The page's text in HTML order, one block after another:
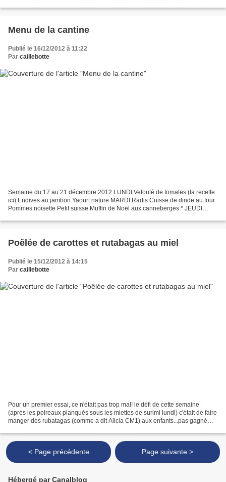
Menu de la cantine
Publié le 16/12/2012 à 11:22
Par caillebotte
Semaine du 17 au 21 décembre 2012 LUNDI Velouté de tomates (la recette
ici) Endives au jambon Yaourt nature MARDI Radis Cuisse de dinde au four
Pommes noisette Petit suisse Muffin de Noël aux canneberges * JEUDI
Poêlée de carottes et rutabagas au miel
Publié le 15/12/2012 à 14:15
Par caillebotte
Pour un premier essai, ce n'était pas trop mal! le défi de cette semaine
(après les poireaux planqués sous les miettes de surimi lundi) c'était de faire
manger des rubatagas (comme a dit Alicia CM1) aux enfants...pas gagné
< Page précédente Page suivante >
Hébergé par Canalblog